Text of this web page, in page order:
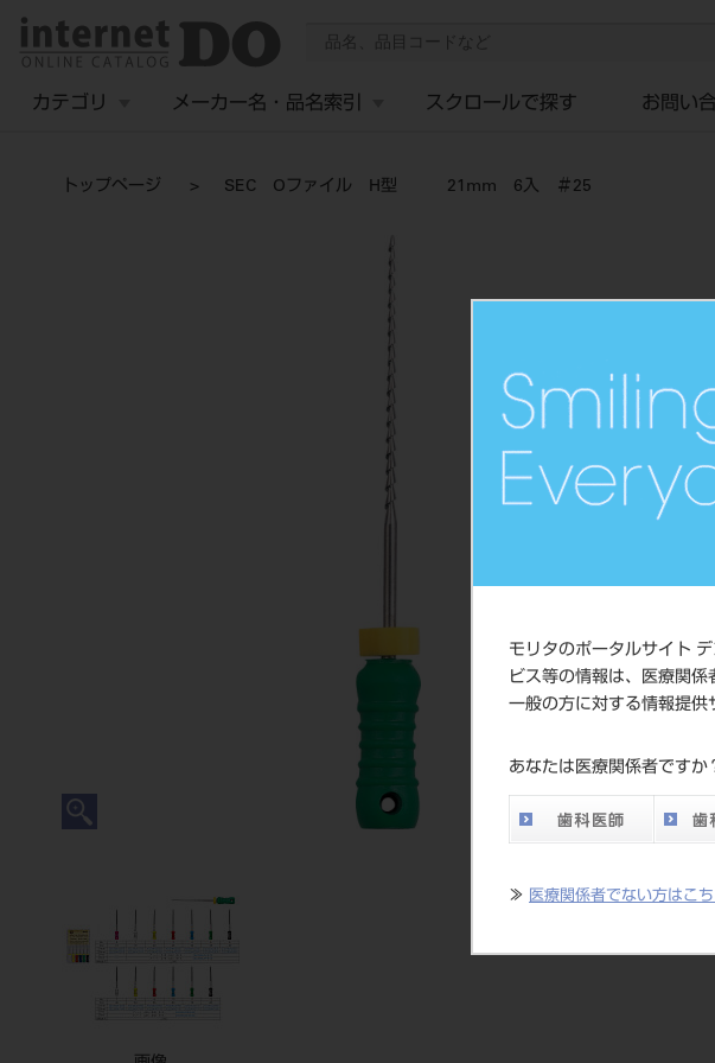
モリタのポータルサイト
ビス等の情報は、医療関係
一般の方に対する情報提供
あなたは医療関係者ですか
≫ 医療関係者でない方はこ
カテゴリ メーカー名・品名索引 スクロールで探す お問い
トップページ SEC Oファイル H型 21mm 6入 ＃25